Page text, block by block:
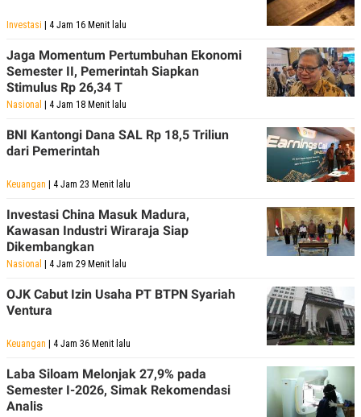
Investasi | 4 Jam 16 Menit lalu
Jaga Momentum Pertumbuhan Ekonomi
Semester II, Pemerintah Siapkan
Stimulus Rp 26,34 T
Nasional | 4 Jam 18 Menit lalu
BNI Kantongi Dana SAL Rp 18,5 Triliun
dari Pemerintah
Keuangan | 4 Jam 23 Menit lalu
Investasi China Masuk Madura,
Kawasan Industri Wiraraja Siap
Dikembangkan
Nasional | 4 Jam 29 Menit lalu
OJK Cabut Izin Usaha PT BTPN Syariah
Ventura
Keuangan | 4 Jam 36 Menit lalu
Laba Siloam Melonjak 27,9% pada
Semester I-2026, Simak Rekomendasi
Analis